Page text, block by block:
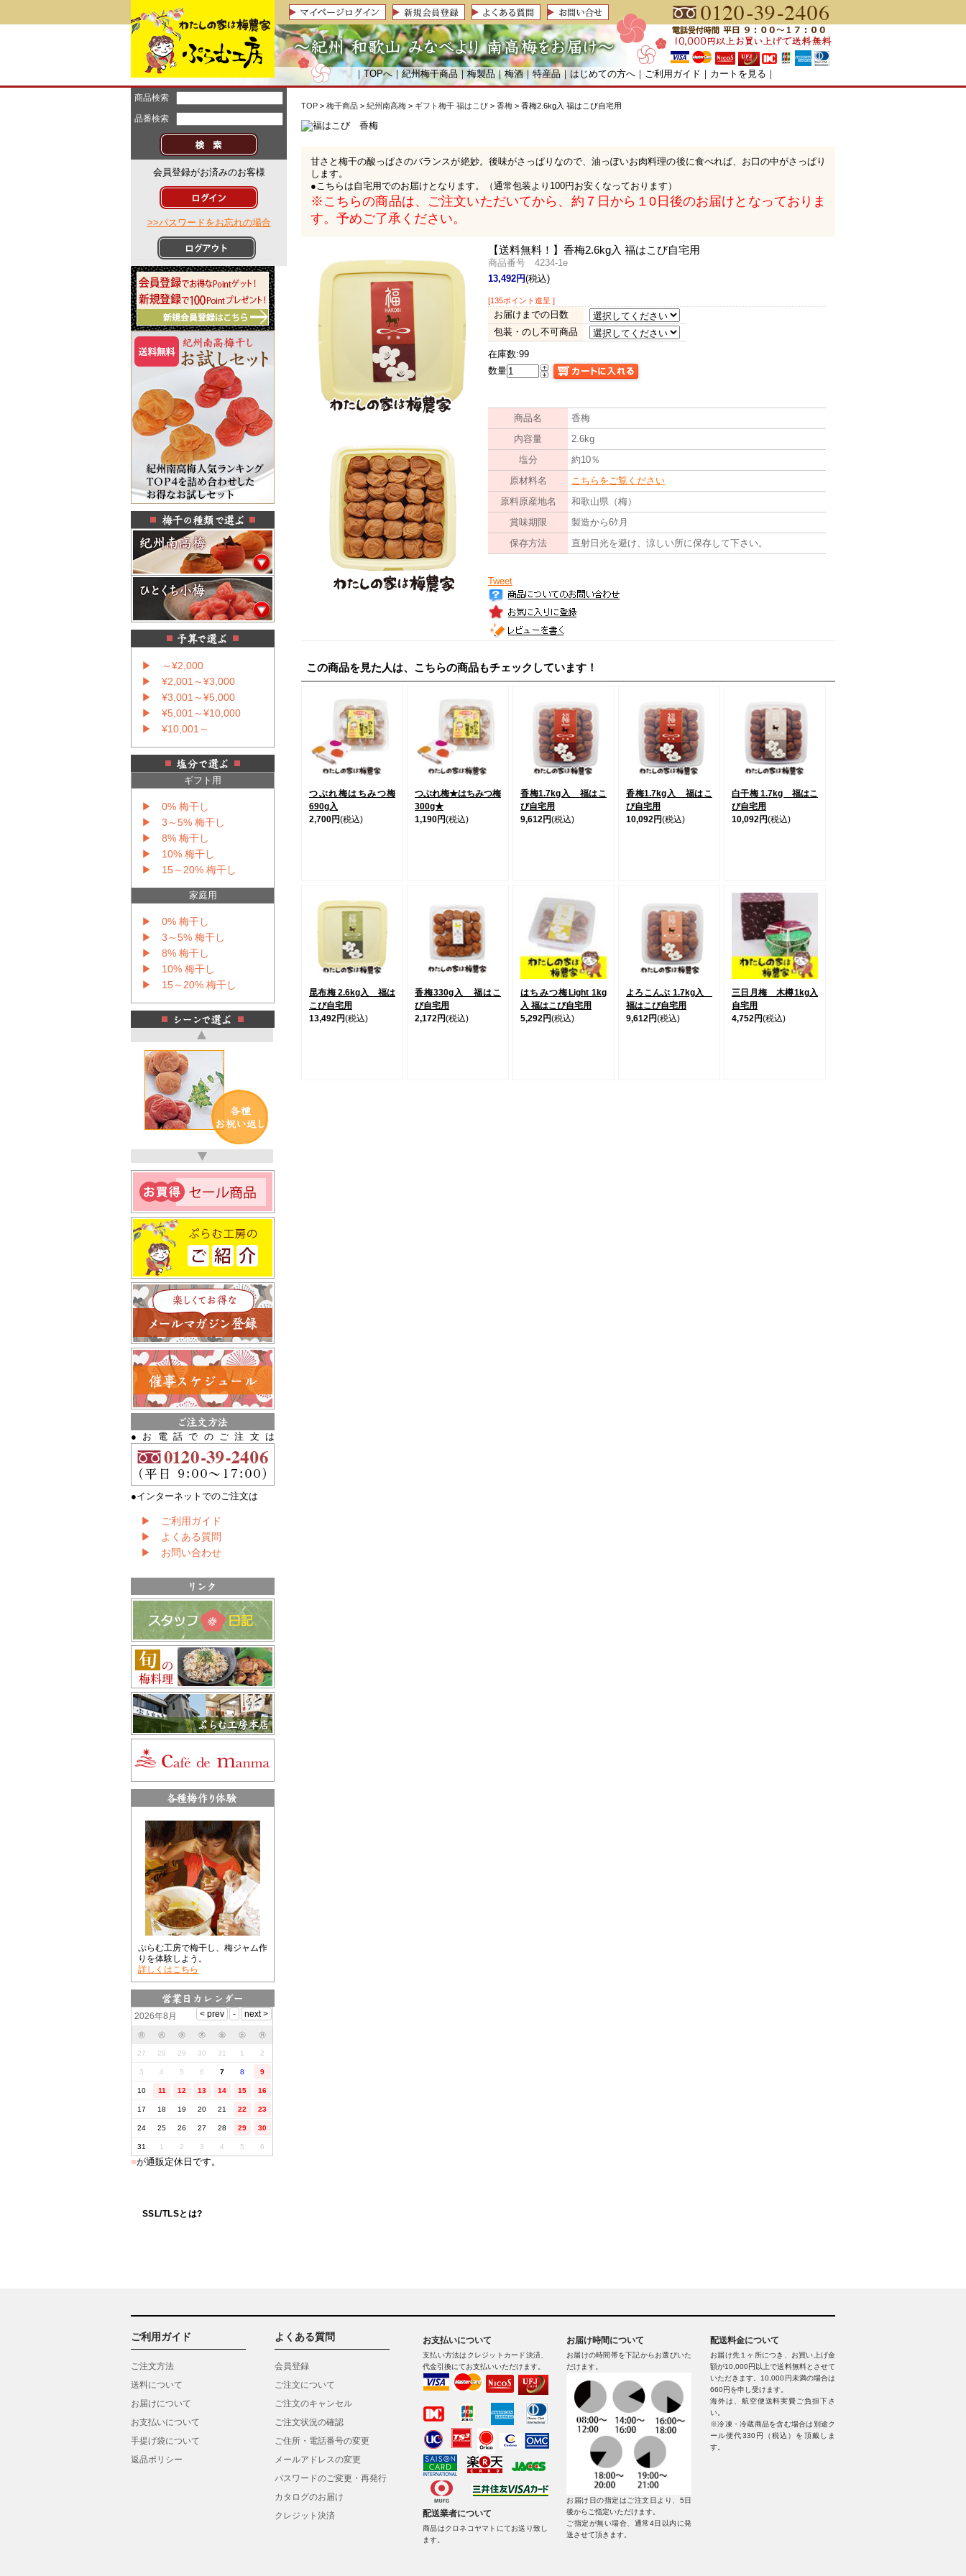
｜TOPへ｜紀州梅干商品 ｜梅製品｜ 梅酒｜ 特産品｜ はじめての方へ ｜ ご利用ガイド ｜ カートを見る ｜
商品検索
品番検索
会員登録がお済みのお客様
>>パスワードをお忘れの場合
▶ ～¥2,000
▶ ¥2,001～¥3,000
▶ ¥3,001～¥5,000
▶ ¥5,001～¥10,000
▶ ¥10,001～
ギフト用
▶ 0% 梅干し
▶ 3～5% 梅干し
▶ 8% 梅干し
▶ 10% 梅干し
▶ 15～20% 梅干し
家庭用
▶ 0% 梅干し
▶ 3～5% 梅干し
▶ 8% 梅干し
▶ 10% 梅干し
▶ 15～20% 梅干し
●お電話でのご注文は
●インターネットでのご注文は
▶ ご利用ガイド
▶ よくある質問
▶ お問い合わせ
ぷらむ工房で梅干し、梅ジャム作
りを体験しよう。
詳しくはこちら
2026年8月
㊊ ㊋ ㊌ ㊍ ㊎ ㊏ ㊐
27 28 29 30 31 1 2
3 4 5 6 7 8 9
10 11 12 13 14 15 16
17 18 19 20 21 22 23
24 25 26 27 28 29 30
31 1 2 3 4 5 6
■が通販定休日です。
SSL/TLSとは?
TOP > 梅干商品 > 紀州南高梅 > ギフト梅干 福はこび > 香梅 > 香梅2.6kg入 福はこび自宅用
甘さと梅干の酸っぱさのバランスが絶妙。後味がさっぱりなので、油っぽいお肉料理の後に食べれば、お口の中がさっぱり
します。
●こちらは自宅用でのお届けとなります。（通常包装より100円お安くなっております）
※こちらの商品は、ご注文いただいてから、約７日から１0日後のお届けとなっておりま
す。予めご了承ください。
【送料無料！】 香梅2.6kg入 福はこび自宅用
商品番号 4234-1e
13,492円(税込)
[135ポイント進呈 ]
お届けまでの日数
包装・のし不可商品
在庫数:99
数量
商品名
香梅
内容量
2.6kg
塩分
約10％
原材料名
こちらをご覧ください
原料原産地名
和歌山県（梅）
賞味期限
製造から6ｹ月
保存方法
直射日光を避け、涼しい所に保存して下さい。
Tweet
この商品を見た人は、こちらの商品もチェックしています！
つぶれ梅はちみつ梅
690g入
2,700円(税込)
つぶれ梅★はちみつ梅
300g★
1,190円(税込)
香梅1.7kg入 福はこ
び自宅用
9,612円(税込)
香梅1.7kg入 福はこ
び自宅用
10,092円(税込)
白干梅 1.7kg 福はこ
び自宅用
10,092円(税込)
昆布梅 2.6kg入 福は
こび自宅用
13,492円(税込)
香梅330g入 福はこ
び自宅用
2,172円(税込)
はちみつ梅Light 1kg
入 福はこび自宅用
5,292円(税込)
よろこんぶ 1.7kg入
福はこび自宅用
9,612円(税込)
三日月梅 木樽1kg入
自宅用
4,752円(税込)
ご利用ガイド
ご注文方法
送料について
お届けについて
お支払いについて
手提げ袋について
返品ポリシー
よくある質問
会員登録
ご注文について
ご注文のキャンセル
ご注文状況の確認
ご住所・電話番号の変更
メールアドレスの変更
パスワードのご変更・再発行
カタログのお届け
クレジット決済
お支払いについて
支払い方法はクレジットカード決済、
代金引換にてお支払いいただけます。
配送業者について
商品はクロネコヤマトにてお送り致し
ます。
お届け時間について
お届けの時間帯を下記からお選びいた
だけます。
お届け日の指定はご注文日より、5日
後からご指定いただけます。
ご指定が無い場合、通常4日以内に発
送させて頂きます。
配送料金について
お届け先１ヶ所につき、お買い上げ金
額が10,000円以上で送料無料とさせて
いただきます。10,000円未満の場合は
660円を申し受けます。
海外は、航空便送料実費ご負担下さ
い。
※冷凍・冷蔵商品を含む場合は別途ク
ール便代330円（税込）を頂戴しま
す。